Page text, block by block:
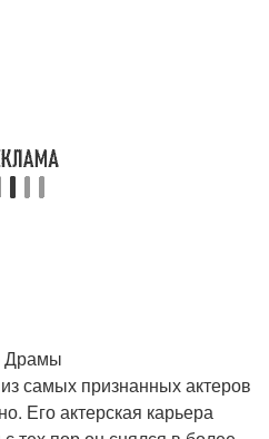
Драмы
самых признанных актеров
Его актерская карьера